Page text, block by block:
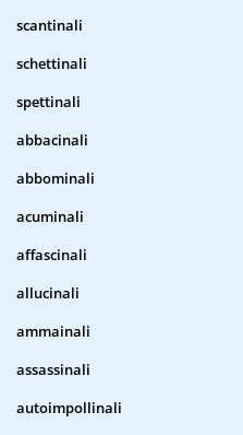
scantinali
schettinali
spettinali
abbacinali
abbominali
acuminali
affascinali
allucinali
ammainali
assassinali
autoimpollinali